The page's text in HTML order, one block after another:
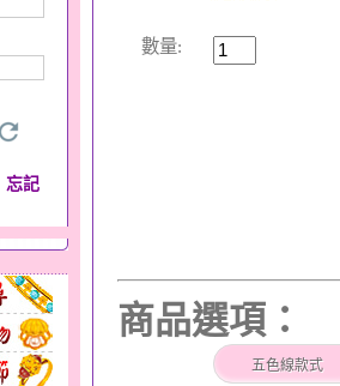
忘記
數量:
商品選項：
五色線款式